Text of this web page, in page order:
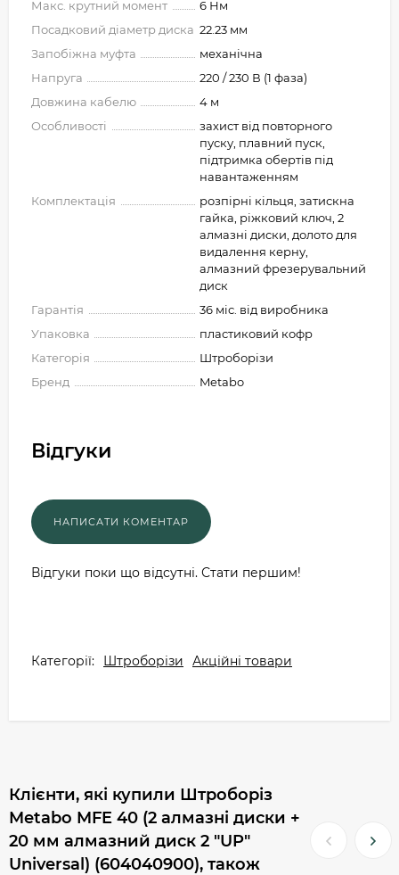
Макс. крутний момент
6 Нм
Посадковий діаметр диска 22.23 мм
Запобіжна муфта
механічна
Напруга
220 / 230 В (1 фаза)
Довжина кабелю
4 м
Особливості
захист від повторного
пуску, плавний пуск,
підтримка обертів під
навантаженням
Комплектація
розпірні кільця, затискна
гайка, ріжковий ключ, 2
алмазні диски, долото для
видалення керну,
алмазний фрезерувальний
диск
Гарантія
36 міс. від виробника
Упаковка
пластиковий кофр
Категорія
Штроборізи
Бренд
Metabo
Відгуки
Відгуки поки що відсутні. Стати першим!
Категорії: Штроборізи Акційні товари
Клієнти, які купили Штроборіз
Metabo MFE 40 (2 алмазні диски +
20 мм алмазний диск 2 "UP"
Universal) (604040900), також